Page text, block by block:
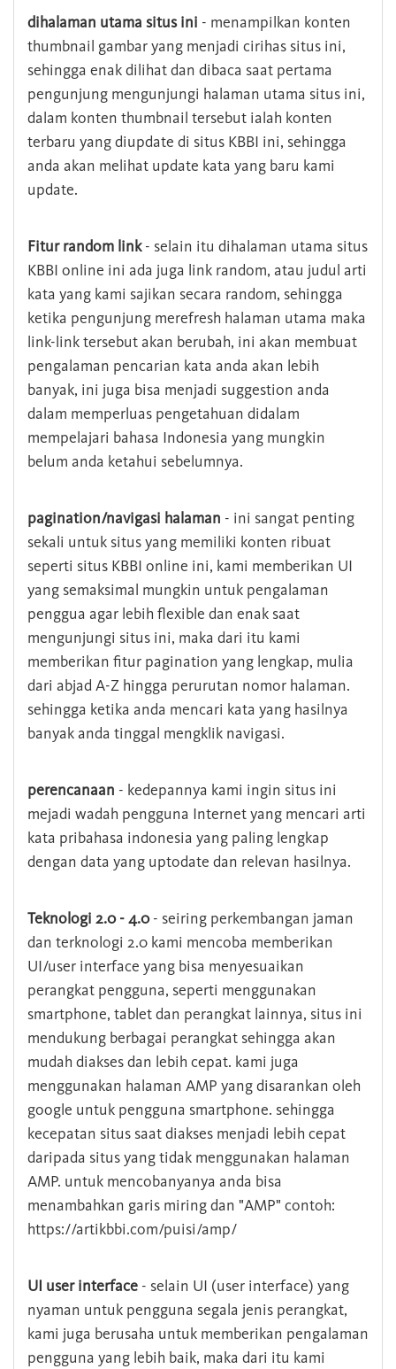
dihalaman utama situs ini - menampilkan konten
thumbnail gambar yang menjadi cirihas situs ini,
sehingga enak dilihat dan dibaca saat pertama
pengunjung mengunjungi halaman utama situs ini,
dalam konten thumbnail tersebut ialah konten
terbaru yang diupdate di situs KBBI ini, sehingga
anda akan melihat update kata yang baru kami
update.
Fitur random link- selain itu dihalaman utama situs
KBBI online ini ada juga link random, atau judul arti
kata yang kami sajikan secara random, sehingga
ketika pengunjung merefresh halaman utama maka
link-link tersebut akan berubah, ini akan membuat
pengalaman pencarian kata anda akan lebih
banyak, ini juga bisa menjadi suggestion anda
dalam memperluas pengetahuan didalam
mempelajari bahasa Indonesia yang mungkin
belum anda ketahui sebelumnya.
pagination/navigasi halaman - ini sangat penting
sekali untuk situs yang memiliki konten ribuat
seperti situs KBBI online ini, kami memberikan UI
yang semaksimal mungkin untuk pengalaman
penggua agar lebih flexible dan enak saat
mengunjungi situs ini, maka dari itu kami
memberikan fitur pagination yang lengkap, mulia
dari abjad A-Z hingga perurutan nomor halaman.
sehingga ketika anda mencari kata yang hasilnya
banyak anda tinggal mengklik navigasi.
perencanaan - kedepannya kami ingin situs ini
mejadi wadah pengguna Internet yang mencari arti
kata pribahasa indonesia yang paling lengkap
dengan data yang uptodate dan relevan hasilnya.
Teknologi 2.0 - 4.0- seiring perkembangan jaman
dan terknologi 2.0 kami mencoba memberikan
UI/user interface yang bisa menyesuaikan
perangkat pengguna, seperti menggunakan
smartphone, tablet dan perangkat lainnya, situs ini
mendukung berbagai perangkat sehingga akan
mudah diakses dan lebih cepat. kami juga
menggunakan halaman AMP yang disarankan oleh
google untuk pengguna smartphone. sehingga
kecepatan situs saat diakses menjadi lebih cepat
daripada situs yang tidak menggunakan halaman
AMP. untuk mencobanyanya anda bisa
menambahkan garis miring dan "AMP" contoh:
https://artikbbi.com/puisi/amp/
UI user interface - selain UI (user interface) yang
nyaman untuk pengguna segala jenis perangkat,
kami juga berusaha untuk memberikan pengalaman
pengguna yang lebih baik, maka dari itu kami